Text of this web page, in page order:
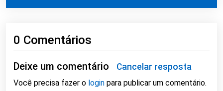
0 Comentários
Deixe um comentário Cancelar resposta
Você precisa fazer o login para publicar um comentário.